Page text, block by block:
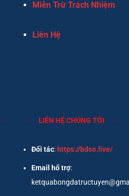
Miễn Trừ Trách Nhiệm
Liên Hệ
LIÊN HỆ CHÚNG TÔI
Đối tác: https://bdso.live/
Email hổ trợ: